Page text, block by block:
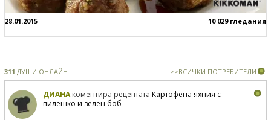
28.01.2015 10 029 гледания
311 ДУШИ ОНЛАЙН >>ВСИЧКИ ПОТРЕБИТЕЛИ
ДИАНАкоментира рецептата Картофена яхния с
пилешко и зелен боб